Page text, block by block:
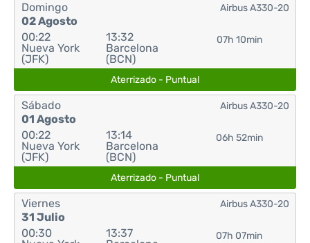
Domingo
02 Agosto
00:22
Nueva York
(JFK)
13:32
Barcelona
(BCN)
07h 10min
Airbus A330-20
Aterrizado - Puntual
Sábado
01 Agosto
00:22
Nueva York
(JFK)
13:14
Barcelona
(BCN)
06h 52min
Airbus A330-20
Aterrizado - Puntual
Viernes
31 Julio
00:30
13:37
07h 07min
Airbus A330-20